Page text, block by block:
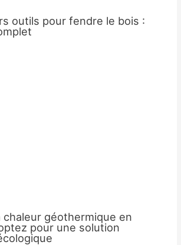
outils pour fendre le bois :
chaleur géothermique en
pour une solution